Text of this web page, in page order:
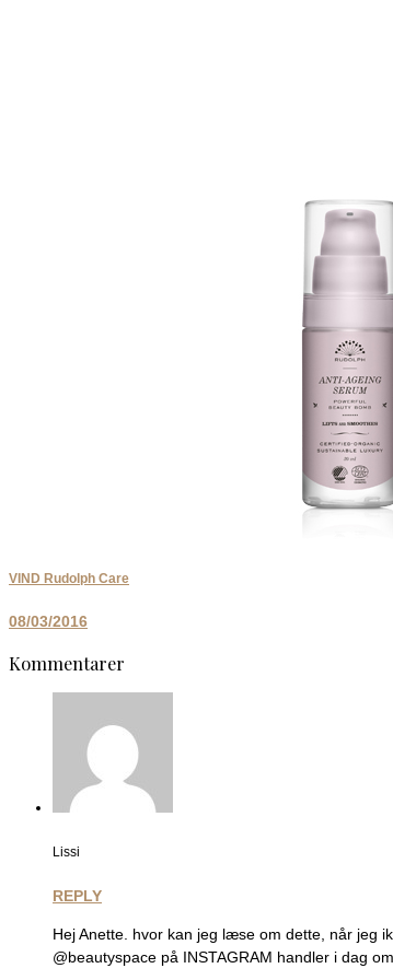
VIND Rudolph Care
08/03/2016
Kommentarer
Lissi
REPLY
Hej Anette. hvor kan jeg læse om dette, når jeg
@beautyspace på INSTAGRAM handler i dag